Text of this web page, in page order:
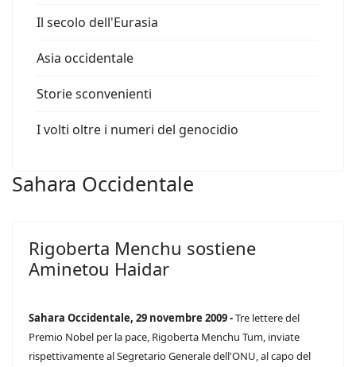
Il secolo dell'Eurasia
Asia occidentale
Storie sconvenienti
I volti oltre i numeri del genocidio
Sahara Occidentale
Rigoberta Menchu sostiene
Aminetou Haidar
Sahara Occidentale, 29 novembre 2009 -Tre lettere del
Premio Nobel per la pace, Rigoberta Menchu Tum, inviate
rispettivamente al Segretario Generale dell'ONU, al capo del